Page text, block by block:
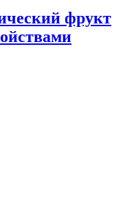
фрукт